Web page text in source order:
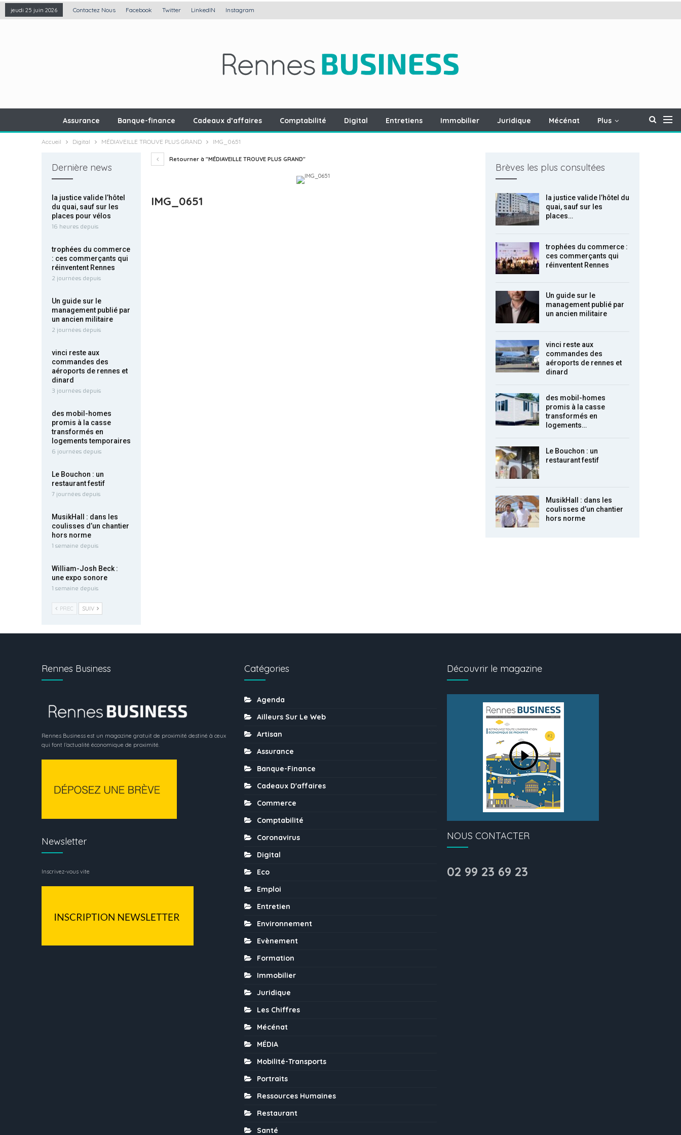
jeudi 25 juin 2026 Contactez Nous Facebook Twitter LinkedIN Instagram
Assurance Banque-finance Cadeaux d’affaires Comptabilité Digital Entretiens Immobilier Juridique Mécénat Plus
Accueil Digital MÉDIAVEILLE TROUVE PLUS GRAND IMG_0651
Retourner à "MÉDIAVEILLE TROUVE PLUS GRAND"
IMG_0651
Brèves les plus consultées
la justice valide l’hôtel du
quai, sauf sur les
places…
trophées du commerce :
ces commerçants qui
réinventent Rennes
Un guide sur le
management publié par
un ancien militaire
vinci reste aux
commandes des
aéroports de rennes et
dinard
des mobil-homes
promis à la casse
transformés en
logements…
Le Bouchon : un
restaurant festif
MusikHall : dans les
coulisses d’un chantier
hors norme
Dernière news
la justice valide l’hôtel
du quai, sauf sur les
places pour vélos
16 heures depuis
trophées du commerce
: ces commerçants qui
réinventent Rennes
2 journées depuis
Un guide sur le
management publié par
un ancien militaire
2 journées depuis
vinci reste aux
commandes des
aéroports de rennes et
dinard
3 journées depuis
des mobil-homes
promis à la casse
transformés en
logements temporaires
6 journées depuis
Le Bouchon : un
restaurant festif
7 journées depuis
MusikHall : dans les
coulisses d’un chantier
hors norme
1 semaine depuis
William-Josh Beck :
une expo sonore
1 semaine depuis
PREC SUIV
Rennes Business
Rennes Business est un magazine gratuit de proximité destiné à ceux
qui font l’actualité économique de proximité.
Newsletter
Inscrivez-vous vite
Catégories
Agenda
Ailleurs Sur Le Web
Artisan
Assurance
Banque-Finance
Cadeaux D'affaires
Commerce
Comptabilité
Coronavirus
Digital
Eco
Emploi
Entretien
Environnement
Evènement
Formation
Immobilier
Juridique
Les Chiffres
Mécénat
MÉDIA
Mobilité-Transports
Portraits
Ressources Humaines
Restaurant
Santé
Découvrir le magazine
NOUS CONTACTER
02 99 23 69 23